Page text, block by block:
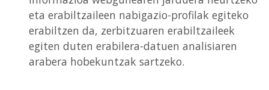
eta erabiltzaileen nabigazio-profilak egiteko
erabiltzen da, zerbitzuaren erabiltzaileek
egiten duten erabilera-datuen analisiaren
arabera hobekuntzak sartzeko.